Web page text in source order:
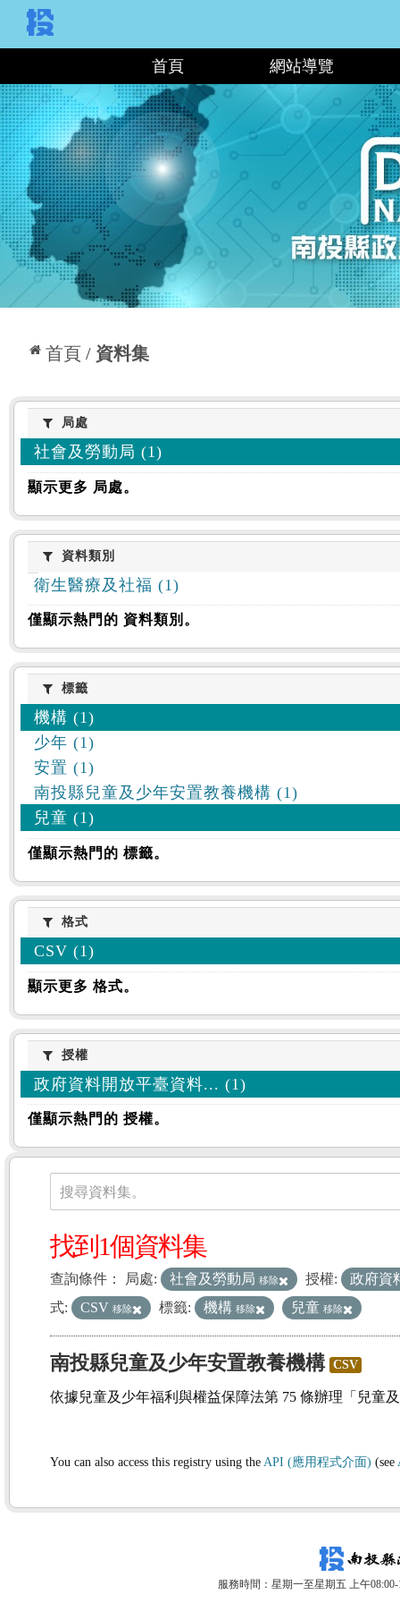
首頁 網站導覽
首頁 資料集
:::
局處局處
社會及勞動局 (1)
顯示更多 局處。
資料類別
資料類別
衛生醫療及社福 (1)
僅顯示熱門的 資料類別。
標籤標籤
機構 (1)
少年 (1)
安置 (1)
南投縣兒童及少年安置教養機構 (1)
兒童 (1)
僅顯示熱門的 標籤。
格式格式
CSV (1)
顯示更多 格式。
授權授權
政府資料開放平臺資料... (1)
僅顯示熱門的 授權。
資料集
搜尋資料集。
找到1個資料集
查詢條件： 局處: 社會及勞動局 移除 授權:
政府資
式:
CSV 移除 標籤: 機構 移除 兒童 移除
南投縣兒童及少年安置教養機構 CSV
依據兒童及少年福利與權益保障法第 75 條辦理「兒童
You can also access this registry using the API (應用程式介面) (see
服務時間：星期一至星期五 上午